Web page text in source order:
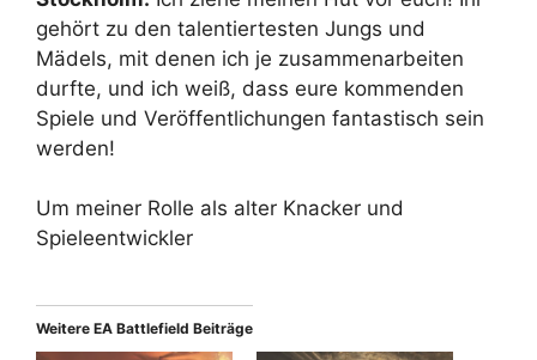
gehört zu den talentiertesten Jungs und
Mädels, mit denen ich je zusammenarbeiten
durfte, und ich weiß, dass eure kommenden
Spiele und Veröffentlichungen fantastisch sein
werden!
Um meiner Rolle als alter Knacker und
Spieleentwickler
Weitere EA Battlefield Beiträge